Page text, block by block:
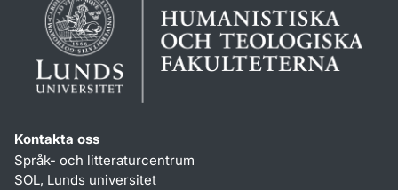
Kontakta oss
Språk- och litteraturcentrum
SOL, Lunds universitet